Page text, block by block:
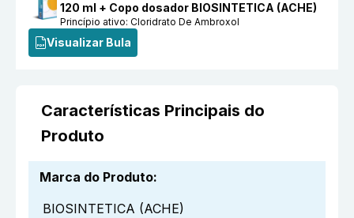
120 ml + Copo dosador BIOSINTETICA (ACHE)
Princípio ativo:Cloridrato De Ambroxol
Visualizar Bula
Características Principais do
Produto
Marca do Produto:
BIOSINTETICA (ACHE)